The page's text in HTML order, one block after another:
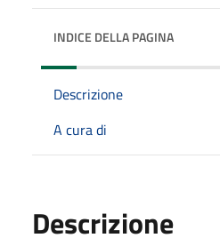
INDICE DELLA PAGINA
Descrizione
A cura di
Descrizione